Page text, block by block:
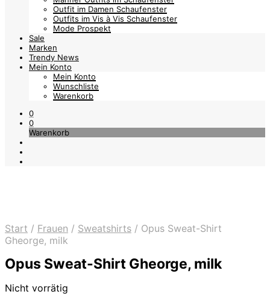
Outfit im Damen Schaufenster
Outfits im Vis à Vis Schaufenster
Mode Prospekt
Sale
Marken
Trendy News
Mein Konto
Mein Konto
Wunschliste
Warenkorb
0
0
Warenkorb
Start / Frauen / Sweatshirts / Opus Sweat-Shirt
Gheorge, milk
Opus Sweat-Shirt Gheorge, milk
Nicht vorrätig